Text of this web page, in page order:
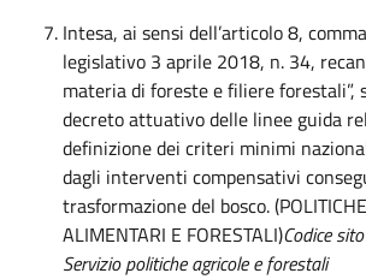
Intesa, ai sensi dell’articolo 8,
legislativo 3 aprile 2018, n. 34,
materia di foreste e filiere forestali”,
decreto attuativo delle linee guida
definizione dei criteri minimi
dagli interventi compensativi
trasformazione del bosco.
ALIMENTARI E FORESTALI)Codice
Servizio politiche agricole e forestali